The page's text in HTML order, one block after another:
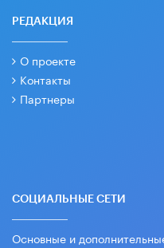
РЕДАКЦИЯ
О проекте
Контакты
Партнеры
СОЦИАЛЬНЫЕ СЕТИ
Основные и